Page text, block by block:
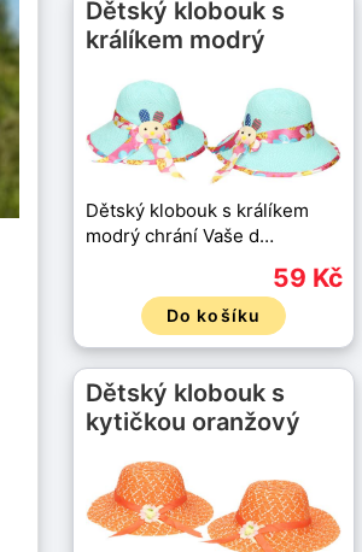
Dětský klobouk s
králíkem modrý
Dětský klobouk s králíkem
modrý chrání Vaše d…
59 Kč
Do košíku
Dětský klobouk s
kytičkou oranžový